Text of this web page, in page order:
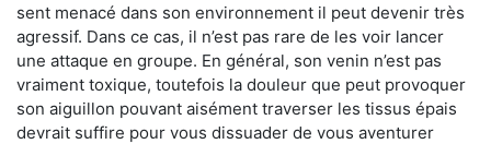
sent menacé dans son environnement il peut devenir très
agressif. Dans ce cas, il n’est pas rare de les voir lancer
une attaque en groupe. En général, son venin n’est pas
vraiment toxique, toutefois la douleur que peut provoquer
son aiguillon pouvant aisément traverser les tissus épais
devrait suffire pour vous dissuader de vous aventurer